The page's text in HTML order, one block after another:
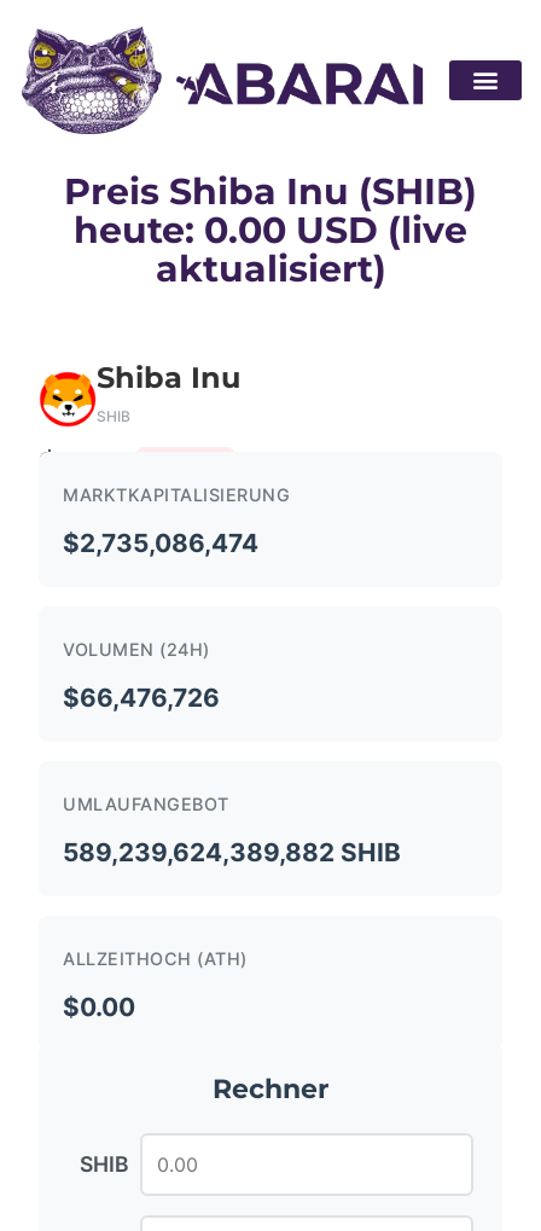
Preis Shiba Inu (SHIB)
heute: 0.00 USD (live
aktualisiert)
Shiba Inu
SHIB
$0.00
MARKTKAPITALISIERUNG
$2,735,086,474
VOLUMEN (24H)
$66,476,726
UMLAUFANGEBOT
589,239,624,389,882 SHIB
ALLZEITHOCH (ATH)
$0.00
Rechner
SHIB